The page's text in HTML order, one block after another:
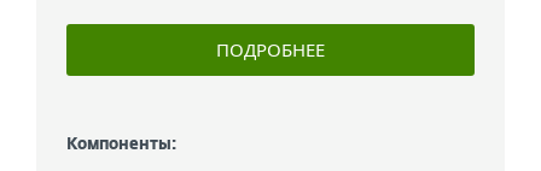
ПОДРОБНЕЕ
Компоненты: